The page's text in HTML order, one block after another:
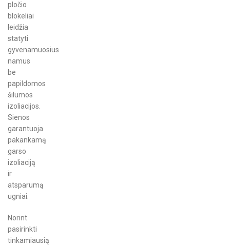
pločio
blokeliai
leidžia
statyti
gyvenamuosius
namus
be
papildomos
šilumos
izoliacijos.
Sienos
garantuoja
pakankamą
garso
izoliaciją
ir
atsparumą
ugniai.
Norint
pasirinkti
tinkamiausią